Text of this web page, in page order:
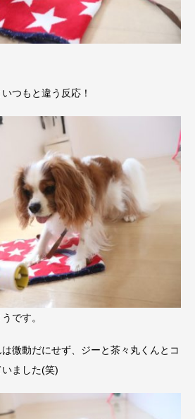
つもと違う反応！
です。
微動だにせず、ジーと茶々丸くんとコ
ました(笑)